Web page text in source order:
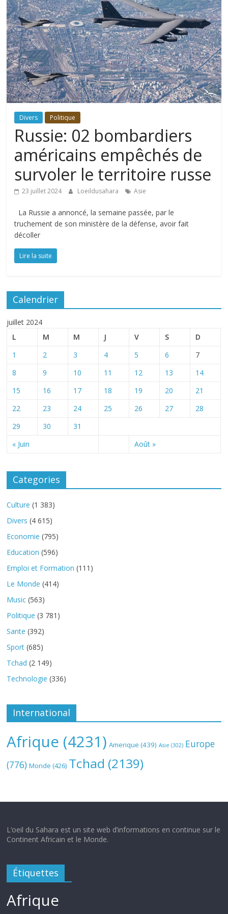
Divers Politique
Russie: 02 bombardiers
américains empêchés de
survoler le territoire russe
23 juillet 2024 Loeildusahara Asie
La Russie a annoncé, la semaine passée, par le
truchement de son ministère de la défense, avoir fait
décoller
Lire la suite
Calendrier
juillet 2024
L
M M J V S D
« Juin Août »
1 2 3 4 5 6
7
8
9 10 11 12 13
14
15
16 17 18 19 20
21
22
23 24 25 26 27
28
29
30 31
Categories
Culture (1 383)
Divers (4 615)
Economie (795)
Education (596)
Emploi et Formation (111)
Le Monde (414)
Music (563)
Politique (3 781)
Sante (392)
Sport (685)
Tchad (2 149)
Technologie (336)
International
Afrique (4231) Amerique (439) Asie (302) Europe
(776) Monde (426) Tchad (2139)
L’oeil du Sahara est un site web d’informations en continue sur le
Continent Africain et le Monde.
Étiquettes
Afrique